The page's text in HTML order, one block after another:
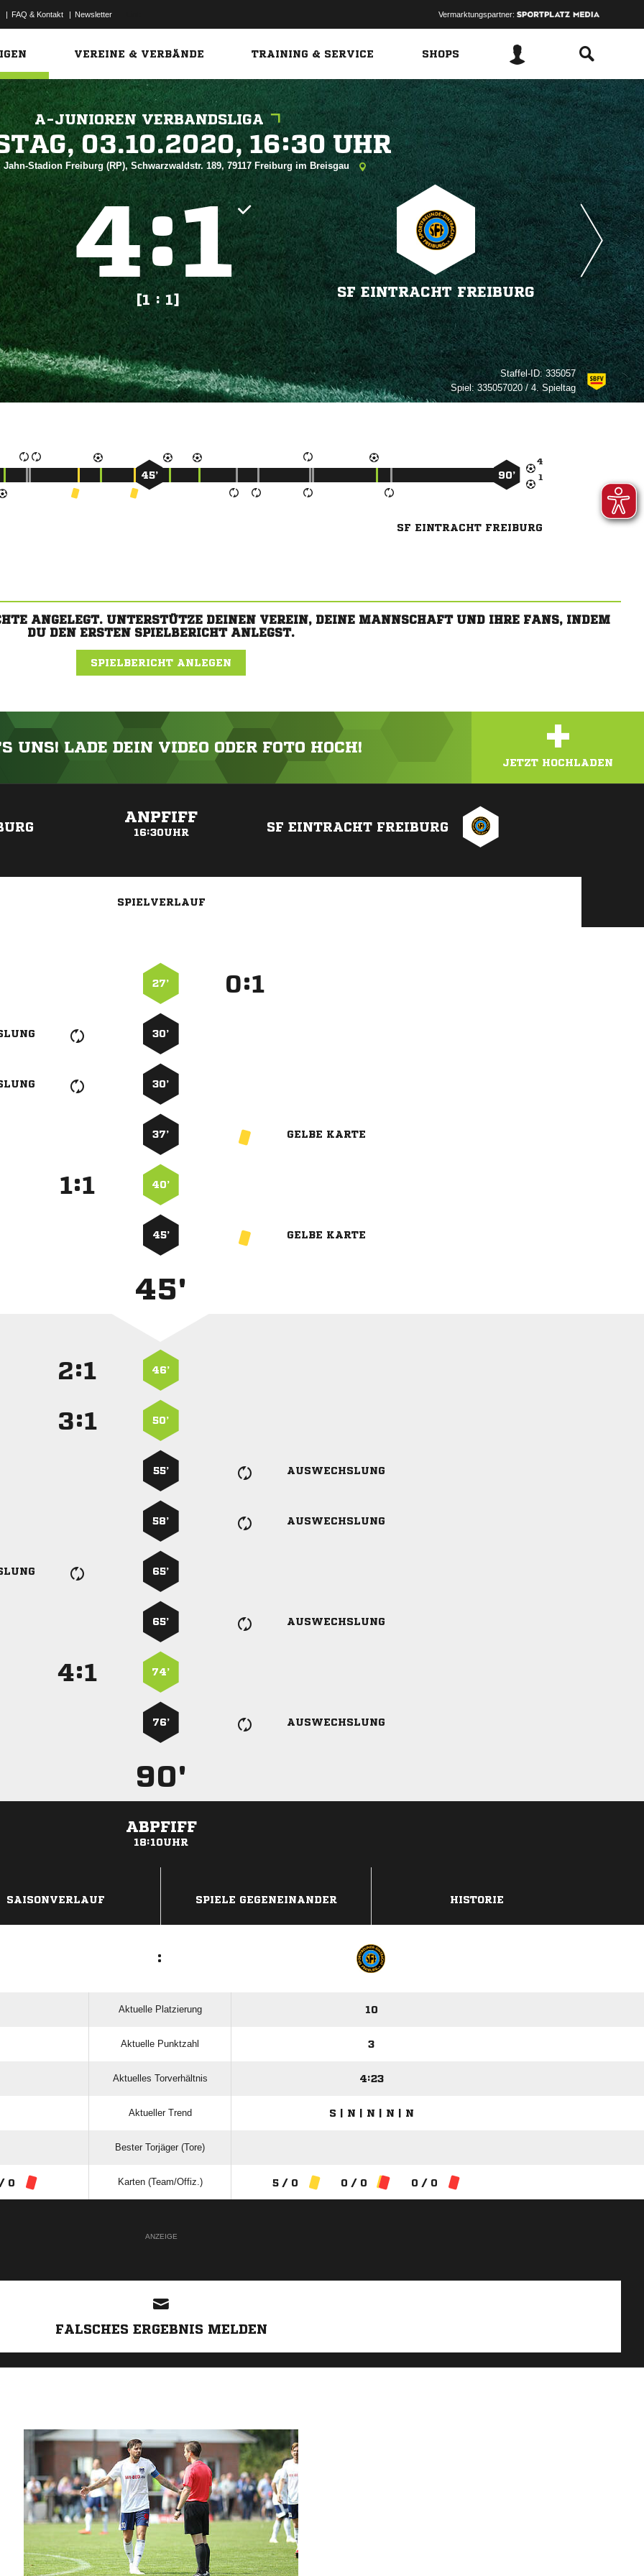
| FAQ & Kontakt | Newsletter Vermarktungspartner:
VEREINE & VERBÄNDE TRAINING & SERVICE SHOPS
A-JUNIOREN VERBANDSLIGA
  
Jahn-Stadion Freiburg (RP), Schwarzwaldstr. 189, 79117 Freiburg im Breisgau
:
[1 : 1]
SF EINTRACHT FREIBURG
Staffel-ID:335057
Spiel:335057020 / 4. Spieltag


45’ 90’
SF EINTRACHT FREIBURG
ANGELEGT. UNTERSTÜTZE DEINEN VEREIN, DEINE MANNSCHAFT UND IHRE FANS, INDEM
DU DEN ERSTEN SPIELBERICHT ANLEGST.
SPIELBERICHT ANLEGEN
UNS! LADE DEIN VIDEO ODER FOTO HOCH! +
JETZT HOCHLADEN
ANPFIFF
16:30UHR SF EINTRACHT FREIBURG
SPIELVERLAUF
27’ :
30’
30’
37’ GELBE KARTE
: 40’
45’ GELBE KARTE
45'
: 46’
: 50’
55’ AUSWECHSLUNG
58’ AUSWECHSLUNG
65’
65’ AUSWECHSLUNG
: 74’
76’ AUSWECHSLUNG
90'
ABPFIFF
18:10UHR
SAISONVERLAUF SPIELE GEGENEINANDER HISTORIE
:
Aktuelle Platzierung 10
Aktuelle Punktzahl 3
Aktuelles Torverhältnis 4:23
Aktueller Trend S | N | N | N | N
Bester Torjäger (Tore)
0 Karten (Team/Offiz.) 5 / 0 0 / 0 0 / 0
ANZEIGE
FALSCHES ERGEBNIS MELDEN